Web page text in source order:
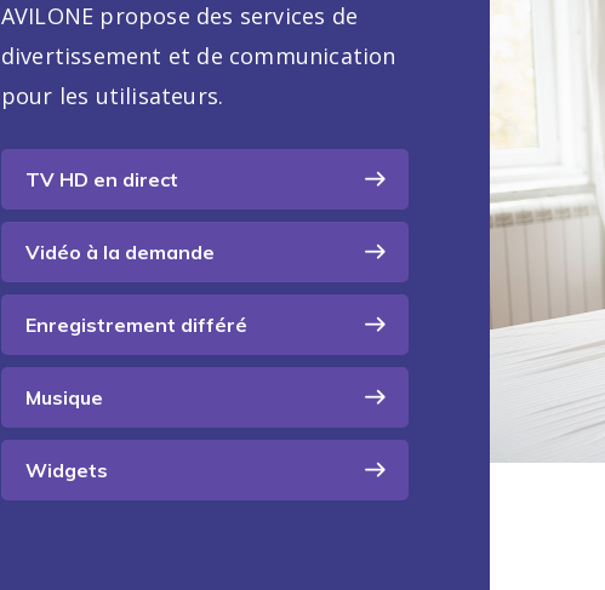
AVILONE propose des services de
divertissement et de communication
pour les utilisateurs.
TV HD en direct
Vidéo à la demande
Enregistrement différé
Musique
Widgets